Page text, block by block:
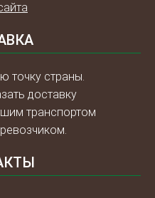
точку страны.
доставку
транспортом